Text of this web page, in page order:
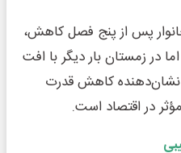
پس از پنج فصل کاهش،
در زمستان بار دیگر با افت
کاهش قدرت
در اقتصاد است.